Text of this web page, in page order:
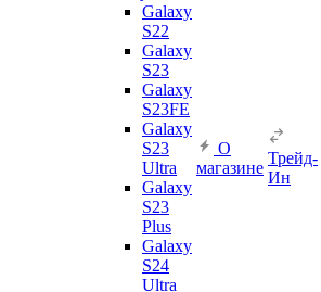
Galaxy
S22
Galaxy
S23
Galaxy
S23FE
Galaxy
S23
Ultra
Galaxy
S23
Plus
Galaxy
S24
Ultra
О
магазине
Трейд-
Ин